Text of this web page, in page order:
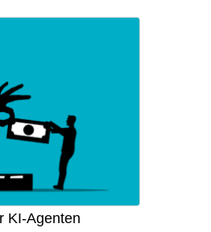
KI-Agenten